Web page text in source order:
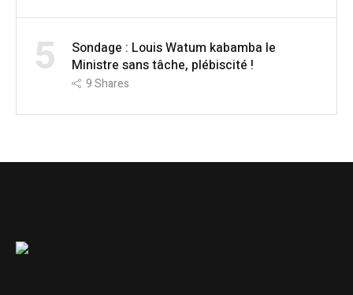
5
Sondage : Louis Watum kabamba le
Ministre sans tâche, plébiscité !
9Shares